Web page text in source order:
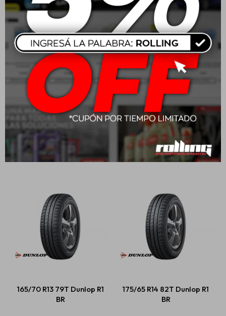
195/55 R15 85V Dunlop
Spfm800
USD 125,00
205/55 R16 91V Dunlop
Spfm800
USD139,00
165/70 R13 79T Dunlop R1
BR
175/65 R14 82T Dunlop R1
BR